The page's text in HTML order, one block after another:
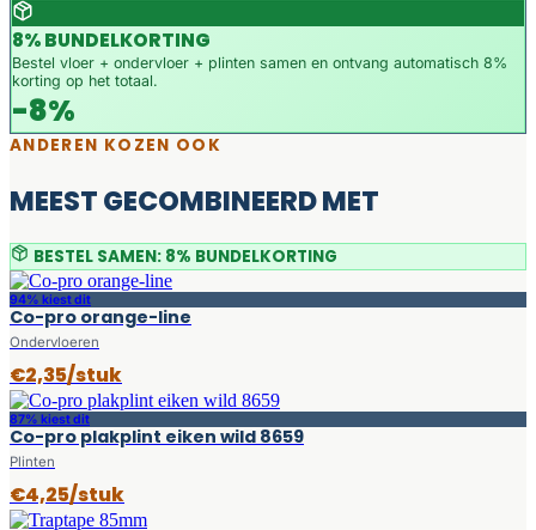
8% BUNDELKORTING
Bestel vloer + ondervloer + plinten samen en ontvang automatisch 8%
korting op het totaal.
-8%
ANDEREN KOZEN OOK
MEEST GECOMBINEERD MET
BESTEL SAMEN: 8% BUNDELKORTING
94% kiest dit
Co-pro orange-line
Ondervloeren
€2,35/stuk
87% kiest dit
Co-pro plakplint eiken wild 8659
Plinten
€4,25/stuk